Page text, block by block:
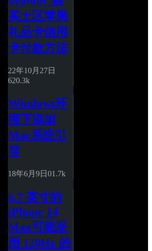
买土区苹果
礼品卡信用
卡付款方法
22年10月27日
620.3k
Windows环
境下添加
Mac系统引
导
18年6月9日 01.7k
6.7 英寸的
iPhone 14
Max可能采
用 120Hz 的